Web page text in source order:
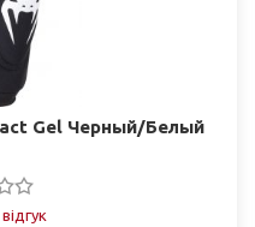
Gel Черный/Белый